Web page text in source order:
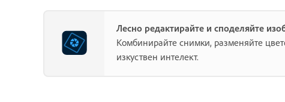
Лесно редактирайте и споделяйте
Комбинирайте снимки, разменяйте
изкуствен интелект.